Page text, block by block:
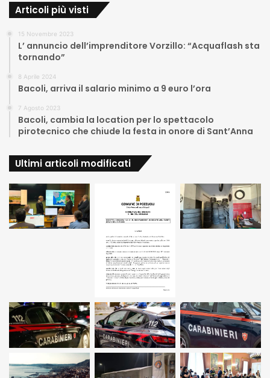
Articoli più visti
15 Novembre 2023
L’ annuncio dell’imprenditore Vorzillo: “Acquaflash sta
tornando”
8 Aprile 2024
Bacoli, arriva il salario minimo a 9 euro l’ora
7 Agosto 2023
Bacoli, cambia la location per lo spettacolo
pirotecnico che chiude la festa in onore di Sant’Anna
Ultimi articoli modificati